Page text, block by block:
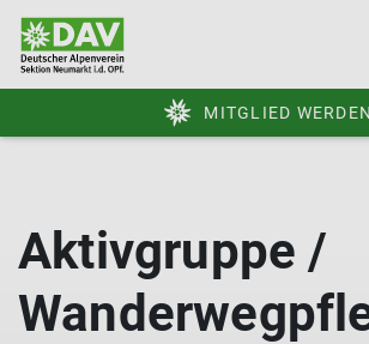
MITGLIED WERDEN
Aktivgruppe /